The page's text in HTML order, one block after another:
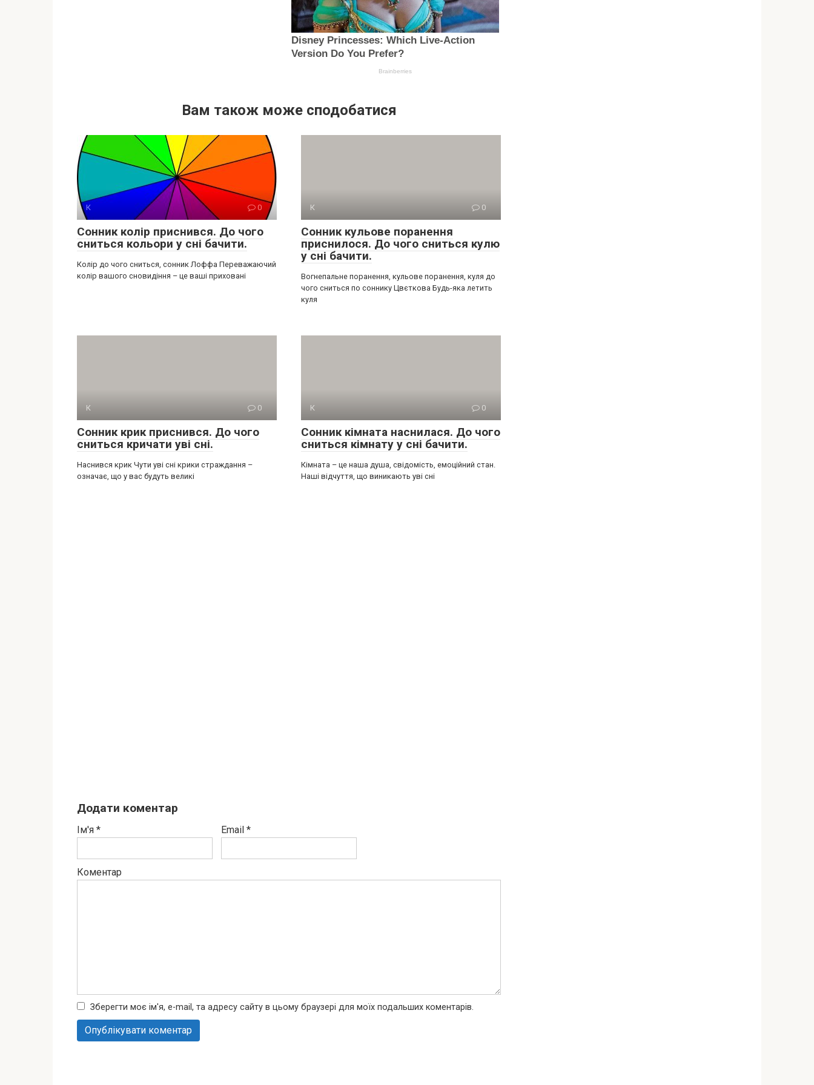
Вам також може сподобатися
К 0
Сонник колір приснився. До чого
сниться кольори у сні бачити.
Колір до чого сниться, сонник Лоффа Переважаючий
колір вашого сновидіння – це ваші приховані
К 0
Сонник кульове поранення
приснилося. До чого сниться кулю
у сні бачити.
Вогнепальне поранення, кульове поранення, куля до
чого сниться по соннику Цвєткова Будь-яка летить
куля
К 0
Сонник крик приснився. До чого
сниться кричати уві сні.
Наснився крик Чути уві сні крики страждання –
означає, що у вас будуть великі
К 0
Сонник кімната наснилася. До чого
сниться кімнату у сні бачити.
Кімната – це наша душа, свідомість, емоційний стан.
Наші відчуття, що виникають уві сні
Додати коментар
Ім'я * Email *
Коментар
Зберегти моє ім'я, e-mail, та адресу сайту в цьому браузері для моїх подальших коментарів.